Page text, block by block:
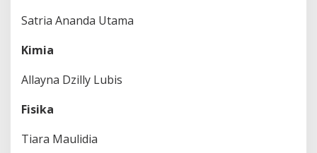
Satria Ananda Utama
Kimia
Allayna Dzilly Lubis
Fisika
Tiara Maulidia